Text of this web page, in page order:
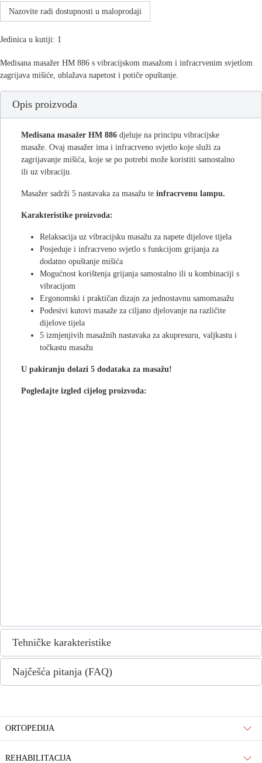
ORTOPEDIJA
REHABILITACIJA
Nazovite radi dostupnosti u maloprodaji
Jedinica u kutiji: 1
Medisana masažer HM 886 s vibracijskom masažom i infracrvenim svjetlom
zagrijava mišiće, ublažava napetost i potiče opuštanje.
Opis proizvoda
Medisana masažer HM 886 djeluje na principu vibracijske
masaže. Ovaj masažer ima i infracrveno svjetlo koje služi za
zagrijavanje mišića, koje se po potrebi može koristiti samostalno
ili uz vibraciju.
Masažer sadrži 5 nastavaka za masažu te infracrvenu lampu.
Karakteristike proizvoda:
Relaksacija uz vibracijsku masažu za napete dijelove tijela
Posjeduje i infracrveno svjetlo s funkcijom grijanja za
dodatno opuštanje mišića
Mogućnost korištenja grijanja samostalno ili u kombinaciji s
vibracijom
Ergonomski i praktičan dizajn za jednostavnu samomasažu
Podesivi kutovi masaže za ciljano djelovanje na različite
dijelove tijela
5 izmjenjivih masažnih nastavaka za akupresuru, valjkastu i
točkastu masažu
U pakiranju dolazi 5 dodataka za masažu!
Pogledajte izgled cijelog proizvoda:
Tehničke karakteristike
Najčešća pitanja (FAQ)